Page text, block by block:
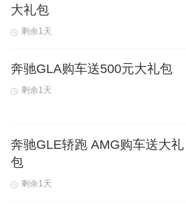
大礼包
剩余1天
奔驰GLA购车送500元大礼包
剩余1天
奔驰GLE轿跑 AMG购车送大礼
包
剩余1天